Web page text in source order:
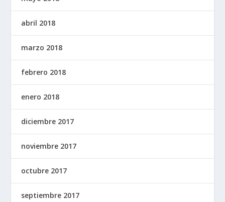
abril 2018
marzo 2018
febrero 2018
enero 2018
diciembre 2017
noviembre 2017
octubre 2017
septiembre 2017